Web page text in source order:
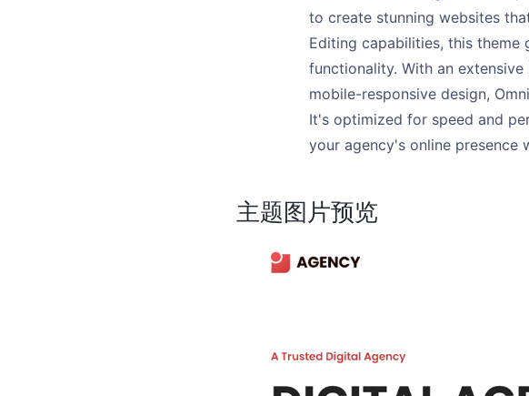
to create stunning websites
Editing capabilities, this
functionality. With an
mobile-responsive design,
It's optimized for speed and
your agency's online presence
主题图片预览